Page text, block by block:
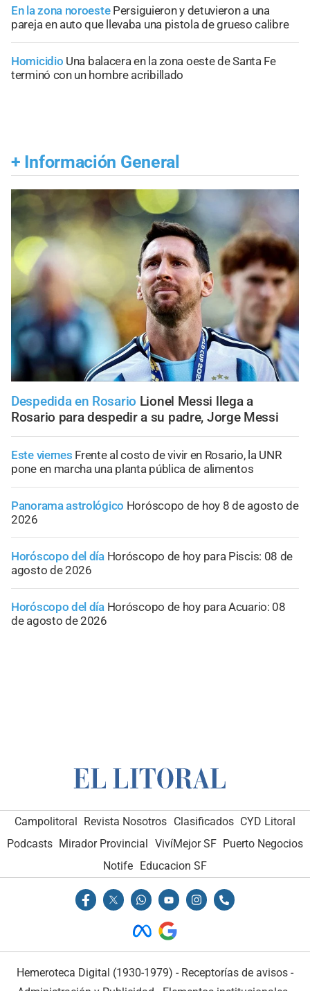
En la zona noroeste Persiguieron y detuvieron a una
pareja en auto que llevaba una pistola de grueso calibre
Homicidio Una balacera en la zona oeste de Santa Fe
terminó con un hombre acribillado
+ Información General
Despedida en Rosario Lionel Messi llega a
Rosario para despedir a su padre, Jorge Messi
Este viernes Frente al costo de vivir en Rosario, la UNR
pone en marcha una planta pública de alimentos
Panorama astrológico Horóscopo de hoy 8 de agosto de
2026
Horóscopo del día Horóscopo de hoy para Piscis: 08 de
agosto de 2026
Horóscopo del día Horóscopo de hoy para Acuario: 08
de agosto de 2026
Campolitoral Revista Nosotros Clasificados CYD Litoral
Podcasts Mirador Provincial VivíMejor SF Puerto Negocios
Notife
Educacion SF
Hemeroteca Digital (1930-1979) - Receptorías de avisos -